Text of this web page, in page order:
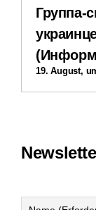
Группа-
19. August,